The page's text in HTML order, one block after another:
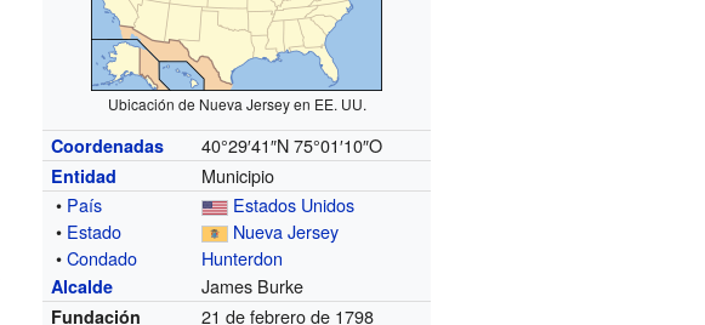
Ubicación de Nueva Jersey en EE. UU.
Coordenadas 40°29′41″N 75°01′10″O
Entidad
Municipio
• País
Estados Unidos
• Estado
Nueva Jersey
•Condado Hunterdon
Alcalde James Burke
Fundación 21 de febrero de 1798